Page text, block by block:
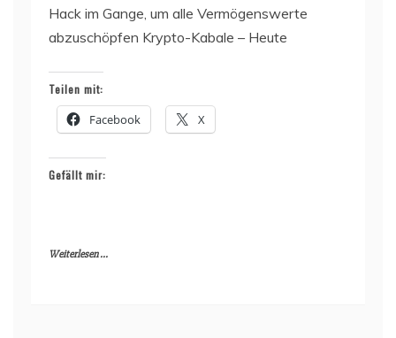
Hack im Gange, um alle Vermögenswerte
abzuschöpfen Krypto-Kabale – Heute
Teilen mit:
Facebook X
Gefällt mir:
Weiterlesen ...